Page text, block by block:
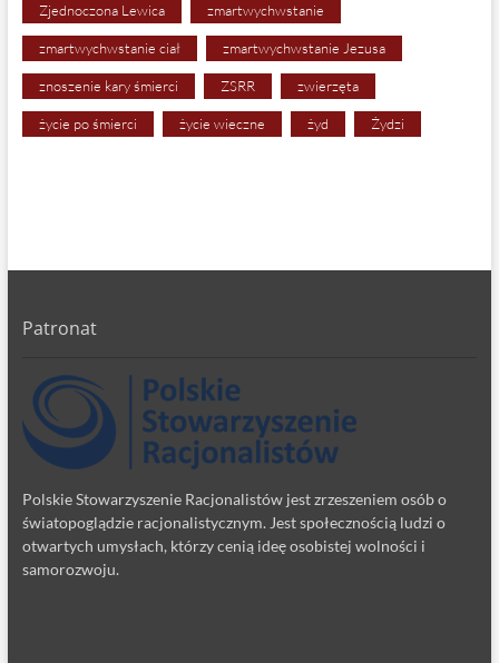
Zjednoczona Lewica zmartwychwstanie
zmartwychwstanie ciał zmartwychwstanie Jezusa
znoszenie kary śmierci ZSRR zwierzęta
życie po śmierci życie wieczne żyd Żydzi
Patronat
Polskie Stowarzyszenie Racjonalistów jest zrzeszeniem osób o
światopoglądzie racjonalistycznym. Jest społecznością ludzi o
otwartych umysłach, którzy cenią ideę osobistej wolności i
samorozwoju.